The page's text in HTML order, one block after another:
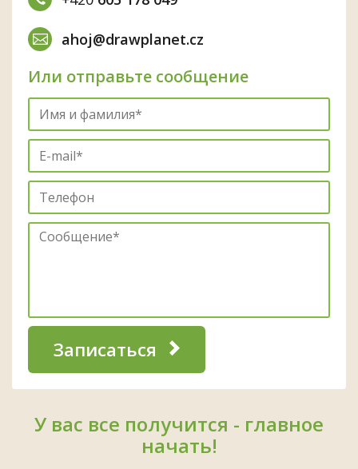
ahoj@drawplanet.cz
Или отправьте сообщение
Записаться
У вас все получится - главное
начать!